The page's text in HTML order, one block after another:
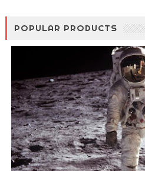
POPULAR PRODUCTS